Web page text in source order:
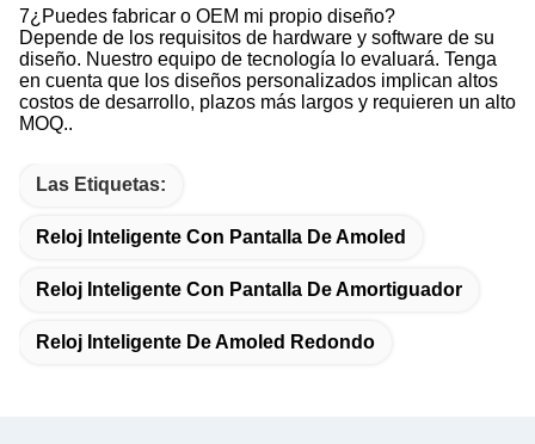
7¿Puedes fabricar o OEM mi propio diseño?
Depende de los requisitos de hardware y software de su
diseño. Nuestro equipo de tecnología lo evaluará. Tenga
en cuenta que los diseños personalizados implican altos
costos de desarrollo, plazos más largos y requieren un alto
MOQ..
Las Etiquetas:
Reloj Inteligente Con Pantalla De Amoled
Reloj Inteligente Con Pantalla De Amortiguador
Reloj Inteligente De Amoled Redondo